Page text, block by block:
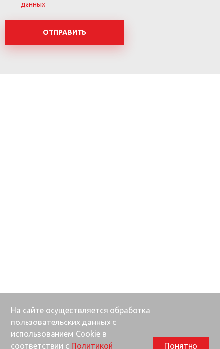
данных
ОТПРАВИТЬ
На сайте осуществляется обработка
пользовательских данных с
использованием Cookie в
соответствии с Политикой
Понятно